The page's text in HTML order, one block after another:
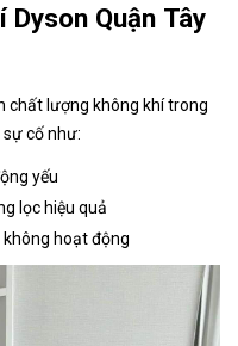
Dyson Quận Tây
chất lượng không khí trong
cố như:
yếu
lọc hiệu quả
hoạt động